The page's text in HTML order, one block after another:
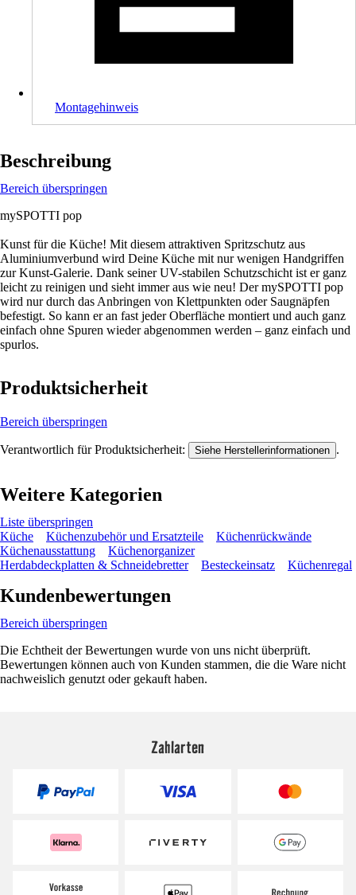
Montagehinweis
Beschreibung
Bereich überspringen
mySPOTTI pop
Kunst für die Küche! Mit diesem attraktiven Spritzschutz aus
Aluminiumverbund wird Deine Küche mit nur wenigen Handgriffen
zur Kunst-Galerie. Dank seiner UV-stabilen Schutzschicht ist er ganz
leicht zu reinigen und sieht immer aus wie neu! Der mySPOTTI pop
wird nur durch das Anbringen von Klettpunkten oder Saugnäpfen
befestigt. So kann er an fast jeder Oberfläche montiert und auch ganz
einfach ohne Spuren wieder abgenommen werden – ganz einfach und
spurlos.
Produktsicherheit
Bereich überspringen
Verantwortlich für Produktsicherheit: Siehe Herstellerinformationen .
Weitere Kategorien
Liste überspringen
Küche
Küchenzubehör und Ersatzteile
Küchenrückwände
Küchenausstattung
Küchenorganizer
Herdabdeckplatten & Schneidebretter
Besteckeinsatz Küchenregal
Kundenbewertungen
Bereich überspringen
Die Echtheit der Bewertungen wurde von uns nicht überprüft.
Bewertungen können auch von Kunden stammen, die die Ware nicht
nachweislich genutzt oder gekauft haben.
Zahlarten